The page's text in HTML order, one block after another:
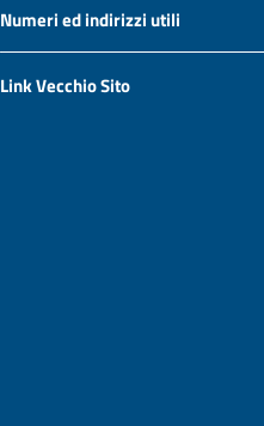
Numeri ed indirizzi utili
Link Vecchio Sito